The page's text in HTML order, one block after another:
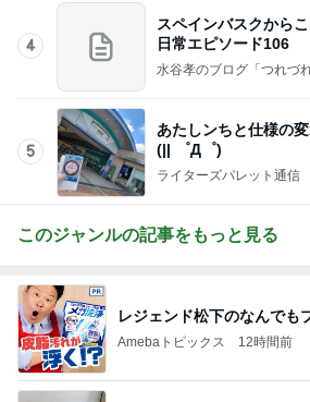
4
スペインバスクから
日常エピソード106
水谷孝のブログ「つれづ
5
あたしンちと仕様の
(|| ゜Д゜)
ライターズパレット通信
このジャンルの記事をもっと見る
レジェンド松下のなんでも
Amebaトピックス 12時間前